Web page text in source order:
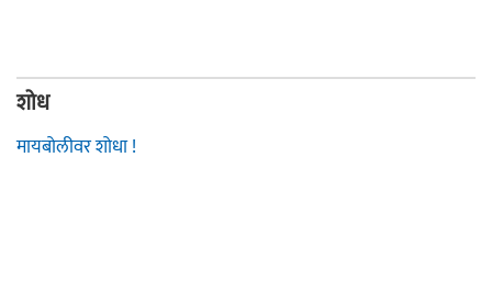
शोध
मायबोलीवर शोधा !